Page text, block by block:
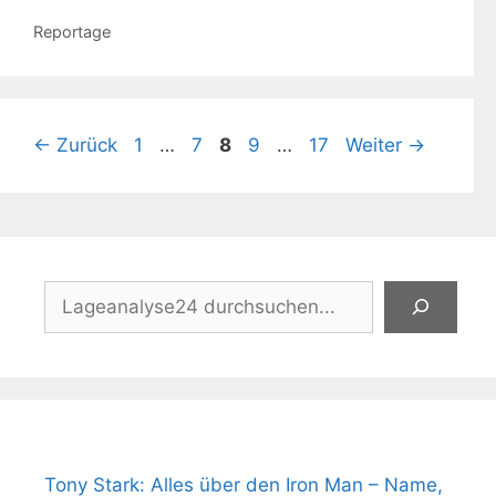
Kategorien
Reportage
← Zurück Seite
1 … Seite
7 Seite
8 Seite
9 … Seite
17 Weiter →
Tony Stark: Alles über den Iron Man – Name,